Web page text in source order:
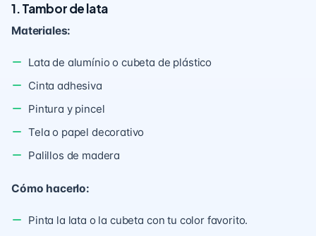
1. Tambor de lata
Materiales:
Lata de alumínio o cubeta de plástico
Cinta adhesiva
Pintura y pincel
Tela o papel decorativo
Palillos de madera
Cómo hacerlo:
Pinta la lata o la cubeta con tu color favorito.